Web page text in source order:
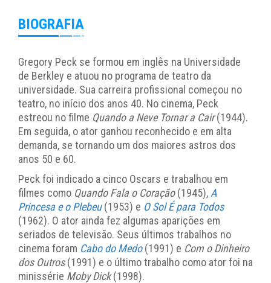
BIOGRAFIA
Gregory Peck se formou em inglês na Universidade
de Berkley e atuou no programa de teatro da
universidade. Sua carreira profissional começou no
teatro, no início dos anos 40. No cinema, Peck
estreou no filme Quando a Neve Tornar a Cair(1944).
Em seguida, o ator ganhou reconhecido e em alta
demanda, se tornando um dos maiores astros dos
anos 50 e 60.
Peck foi indicado a cinco Oscars e trabalhou em
filmes como Quando Fala o Coração(1945), A
Princesa e o Plebeu(1953) e O Sol É para Todos
(1962). O ator ainda fez algumas aparições em
seriados de televisão. Seus últimos trabalhos no
cinema foram Cabo do Medo(1991) e Com o Dinheiro
dos Outros(1991) e o último trabalho como ator foi na
minissérie Moby Dick(1998).